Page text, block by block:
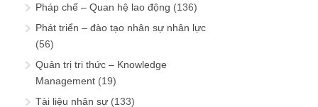
Pháp chế – Quan hệ lao động (136)
Phát triển – đào tạo nhân sự nhân lực
(56)
Quản trị tri thức – Knowledge
Management (19)
Tài liệu nhân sự (133)